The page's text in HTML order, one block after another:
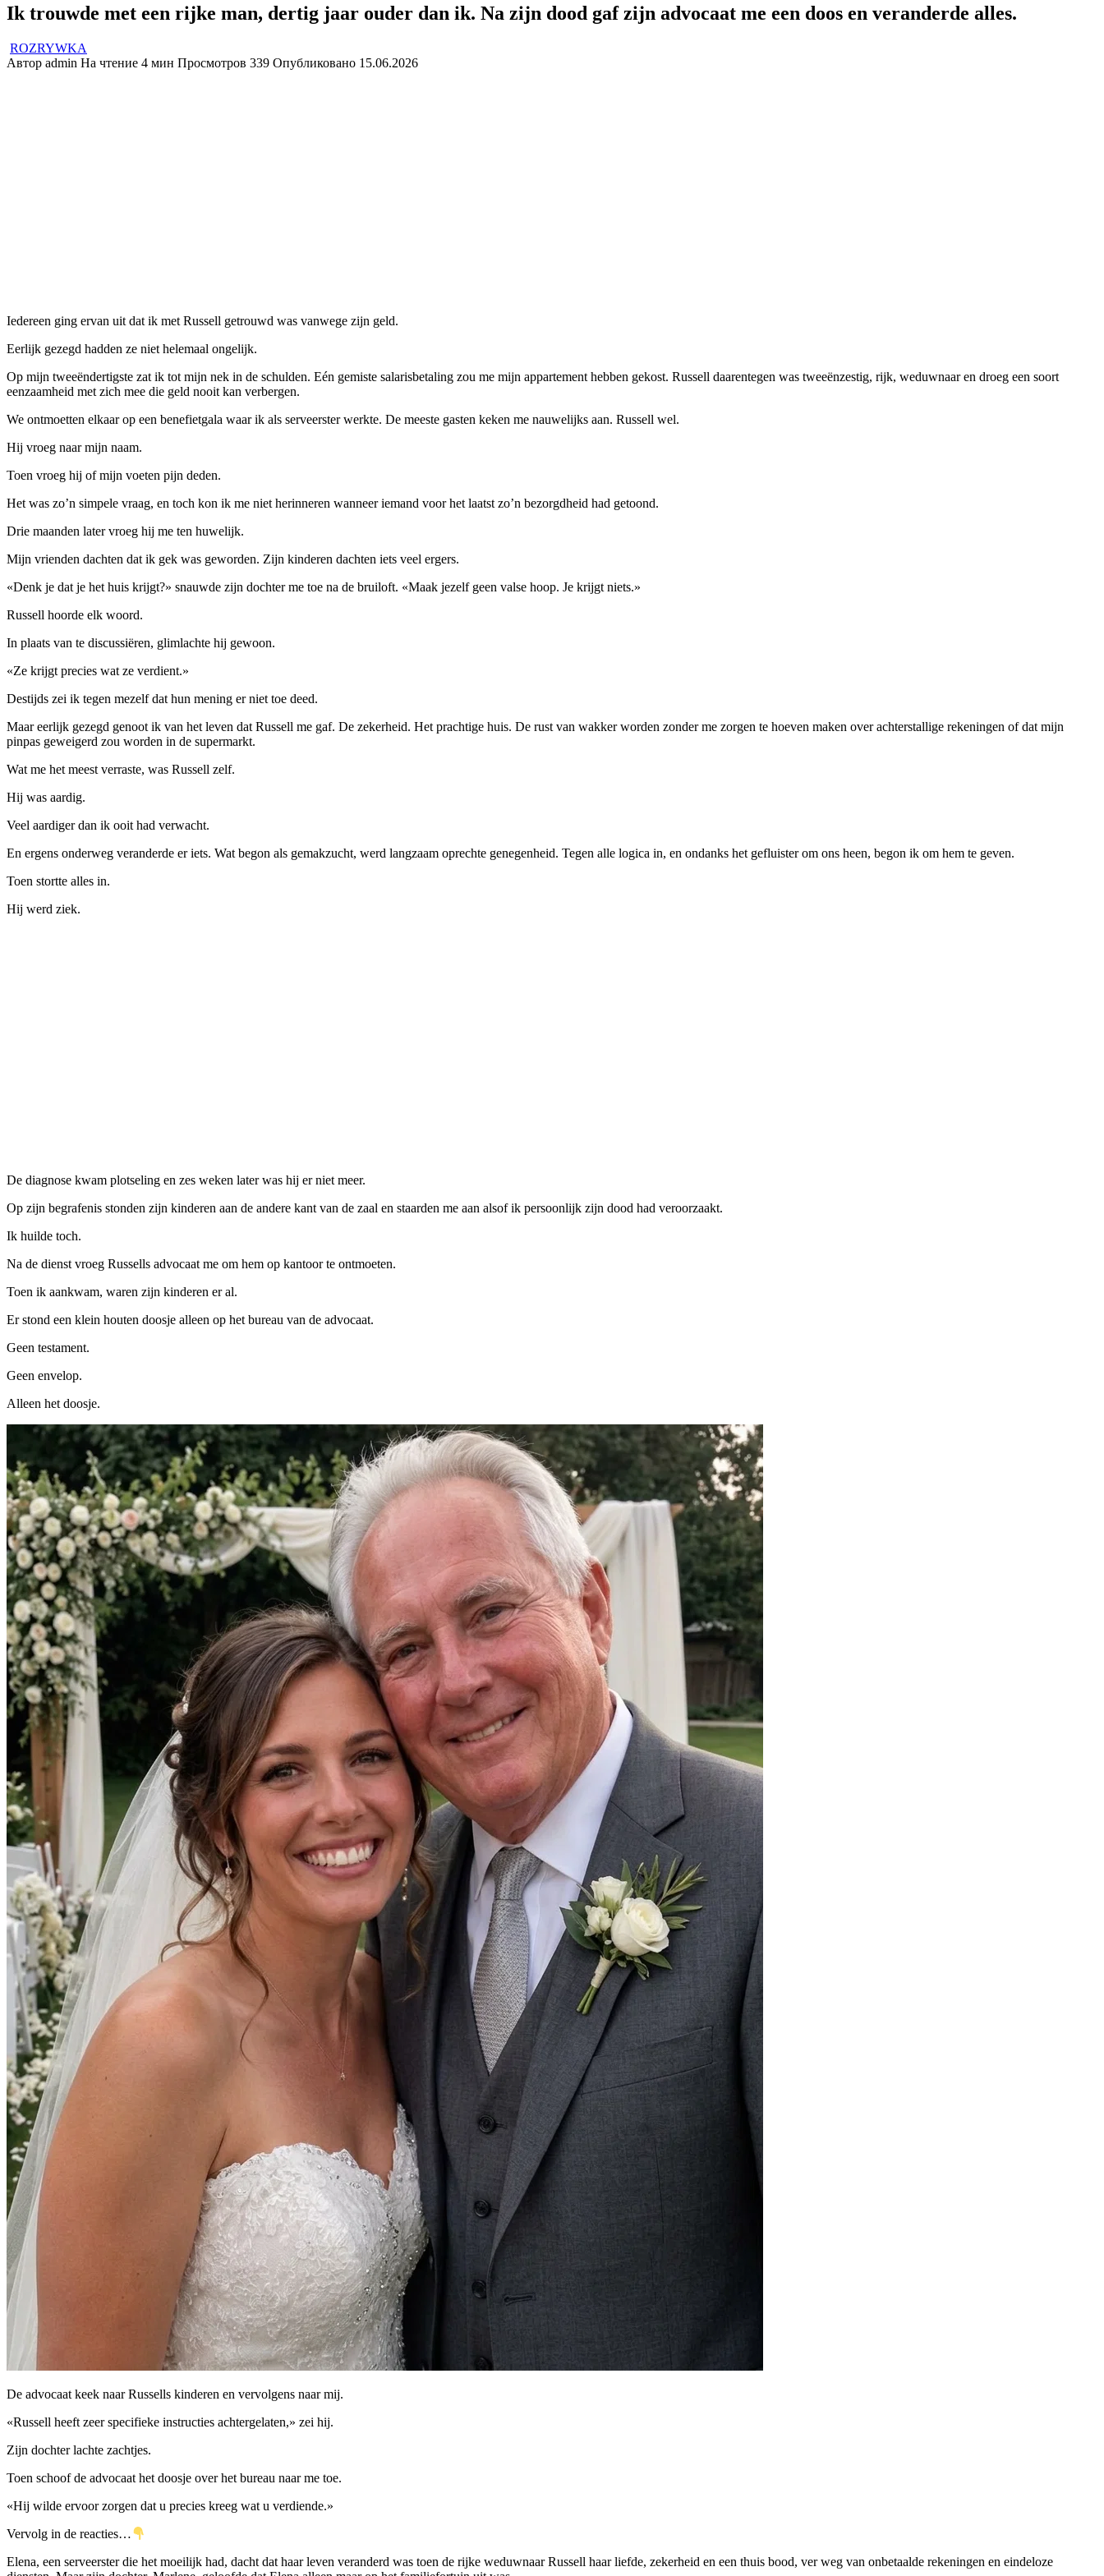
Ik trouwde met een rijke man, dertig jaar ouder dan ik. Na zijn dood gaf zijn advocaat me een doos en veranderde alles.
ROZRYWKA
Автор admin На чтение 4 мин Просмотров 339 Опубликовано 15.06.2026
Iedereen ging ervan uit dat ik met Russell getrouwd was vanwege zijn geld.
Eerlijk gezegd hadden ze niet helemaal ongelijk.
Op mijn tweeëndertigste zat ik tot mijn nek in de schulden. Eén gemiste salarisbetaling zou me mijn appartement hebben gekost. Russell daarentegen was tweeënzestig, rijk, weduwnaar en droeg een soort
eenzaamheid met zich mee die geld nooit kan verbergen.
We ontmoetten elkaar op een benefietgala waar ik als serveerster werkte. De meeste gasten keken me nauwelijks aan. Russell wel.
Hij vroeg naar mijn naam.
Toen vroeg hij of mijn voeten pijn deden.
Het was zo’n simpele vraag, en toch kon ik me niet herinneren wanneer iemand voor het laatst zo’n bezorgdheid had getoond.
Drie maanden later vroeg hij me ten huwelijk.
Mijn vrienden dachten dat ik gek was geworden. Zijn kinderen dachten iets veel ergers.
«Denk je dat je het huis krijgt?» snauwde zijn dochter me toe na de bruiloft. «Maak jezelf geen valse hoop. Je krijgt niets.»
Russell hoorde elk woord.
In plaats van te discussiëren, glimlachte hij gewoon.
«Ze krijgt precies wat ze verdient.»
Destijds zei ik tegen mezelf dat hun mening er niet toe deed.
Maar eerlijk gezegd genoot ik van het leven dat Russell me gaf. De zekerheid. Het prachtige huis. De rust van wakker worden zonder me zorgen te hoeven maken over achterstallige rekeningen of dat mijn
pinpas geweigerd zou worden in de supermarkt.
Wat me het meest verraste, was Russell zelf.
Hij was aardig.
Veel aardiger dan ik ooit had verwacht.
En ergens onderweg veranderde er iets. Wat begon als gemakzucht, werd langzaam oprechte genegenheid. Tegen alle logica in, en ondanks het gefluister om ons heen, begon ik om hem te geven.
Toen stortte alles in.
Hij werd ziek.
De diagnose kwam plotseling en zes weken later was hij er niet meer.
Op zijn begrafenis stonden zijn kinderen aan de andere kant van de zaal en staarden me aan alsof ik persoonlijk zijn dood had veroorzaakt.
Ik huilde toch.
Na de dienst vroeg Russells advocaat me om hem op kantoor te ontmoeten.
Toen ik aankwam, waren zijn kinderen er al.
Er stond een klein houten doosje alleen op het bureau van de advocaat.
Geen testament.
Geen envelop.
Alleen het doosje.
De advocaat keek naar Russells kinderen en vervolgens naar mij.
«Russell heeft zeer specifieke instructies achtergelaten,» zei hij.
Zijn dochter lachte zachtjes.
Toen schoof de advocaat het doosje over het bureau naar me toe.
«Hij wilde ervoor zorgen dat u precies kreeg wat u verdiende.»
Vervolg in de reacties…
Elena, een serveerster die het moeilijk had, dacht dat haar leven veranderd was toen de rijke weduwnaar Russell haar liefde, zekerheid en een thuis bood, ver weg van onbetaalde rekeningen en eindeloze